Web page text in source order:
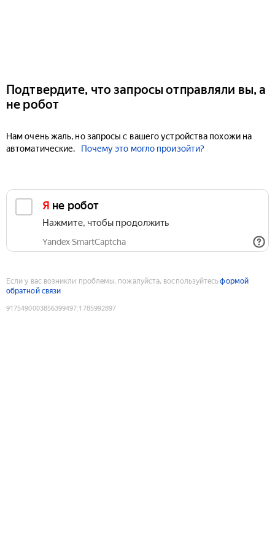
Подтвердите, что запросы отправляли вы, а
не робот
Нам очень жаль, но запросы с вашего устройства похожи на
автоматические.
Почему это могло произойти?
Я не робот
Нажмите, чтобы продолжить
Yandex SmartCaptcha
Если у вас возникли проблемы, пожалуйста, воспользуйтесьформой
обратной связи
9175490003856399497:1785992897